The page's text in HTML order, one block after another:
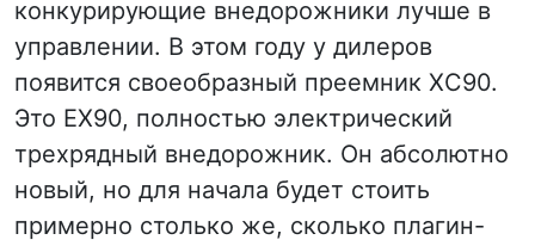
конкурирующие внедорожники лучше в
управлении. В этом году у дилеров
появится своеобразный преемник XC90.
Это EX90, полностью электрический
трехрядный внедорожник. Он абсолютно
новый, но для начала будет стоить
примерно столько же, сколько плагин-